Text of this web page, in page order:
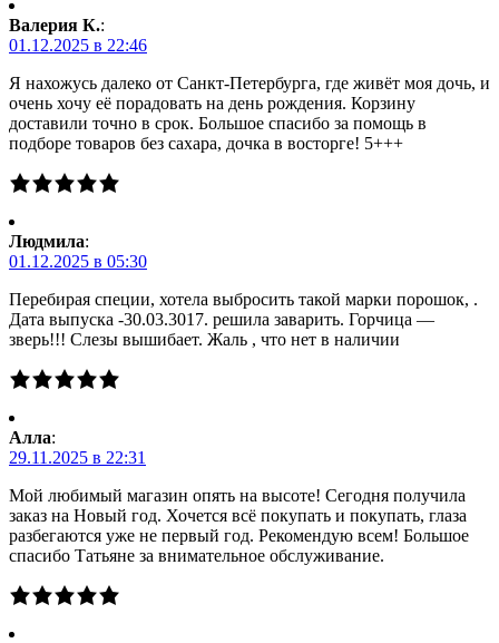
Валерия К.:
01.12.2025 в 22:46
Я нахожусь далеко от Санкт-Петербурга, где живёт моя дочь, и
очень хочу её порадовать на день рождения. Корзину
доставили точно в срок. Большое спасибо за помощь в
подборе товаров без сахара, дочка в восторге! 5+++
Людмила:
01.12.2025 в 05:30
Перебирая специи, хотела выбросить такой марки порошок, .
Дата выпуска -30.03.3017. решила заварить. Горчица —
зверь!!! Слезы вышибает. Жаль , что нет в наличии
Алла:
29.11.2025 в 22:31
Мой любимый магазин опять на высоте! Сегодня получила
заказ на Новый год. Хочется всё покупать и покупать, глаза
разбегаются уже не первый год. Рекомендую всем! Большое
спасибо Татьяне за внимательное обслуживание.